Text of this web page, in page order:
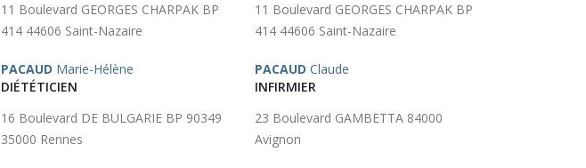
11 Boulevard GEORGES CHARPAK BP
414 44606 Saint-Nazaire
11 Boulevard GEORGES CHARPAK BP
414 44606 Saint-Nazaire
PACAUD Marie-Hélène
DIÉTÉTICIEN
16 Boulevard DE BULGARIE BP 90349
35000 Rennes
PACAUD Claude
INFIRMIER
23 Boulevard GAMBETTA 84000
Avignon